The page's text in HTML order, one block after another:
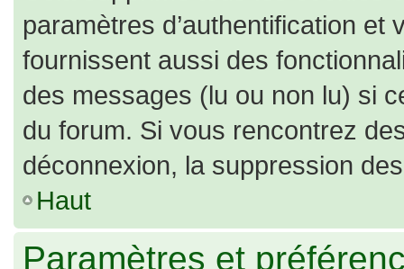
paramètres d’authentification
fournissent aussi des
des messages (lu ou non lu) si
du forum. Si vous rencontrez
déconnexion, la suppression
Haut
Paramètres et